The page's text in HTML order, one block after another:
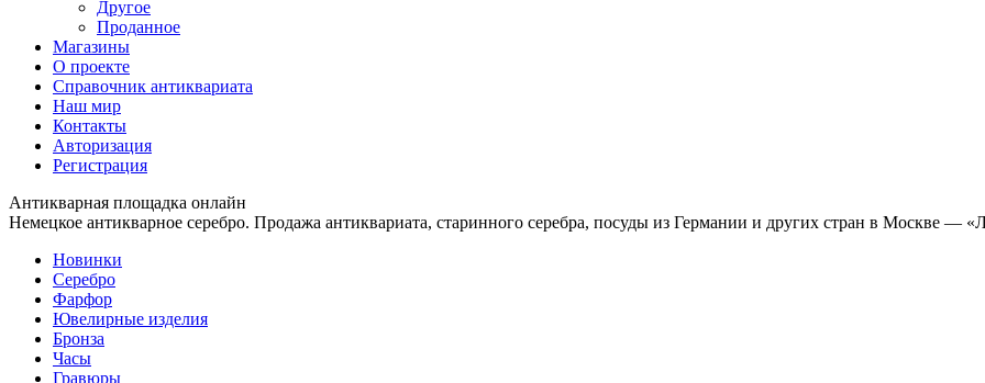
Другое
Проданное
Магазины
О проекте
Справочник антиквариата
Наш мир
Контакты
Авторизация
Регистрация
Антикварная площадка онлайн
Немецкое антикварное серебро. Продажа антиквариата, старинного серебра, посуды из Германии и других стран в Москве —
Новинки
Серебро
Фарфор
Ювелирные изделия
Бронза
Часы
Гравюры